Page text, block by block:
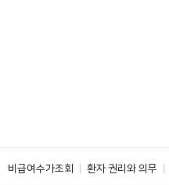
비급여수가조회 환자 권리와 의무